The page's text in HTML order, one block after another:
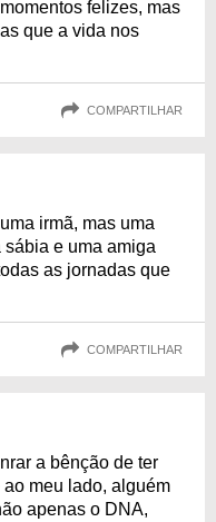
felizes, mas
que a vida nos
COMPARTILHAR
irmã, mas uma
e uma amiga
as jornadas que
COMPARTILHAR
a bênção de ter
meu lado, alguém
apenas o DNA,